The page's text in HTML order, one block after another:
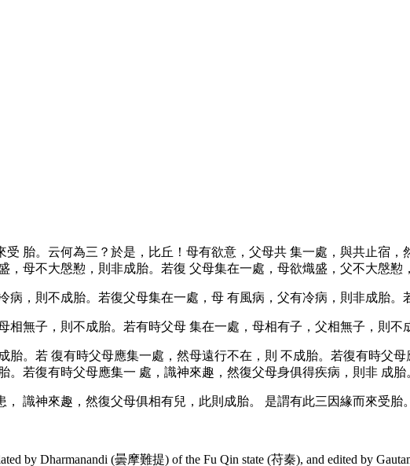
受 胎。云何為三？於是，比丘！母有欲意，父母共 集一處，與共止宿，
，母不大慇懃，則非成胎。若復 父母集在一處，母欲熾盛，父不大慇懃
病，則不成胎。若復父母集在一處，母 有風病，父有冷病，則非成胎。
相無子，則不成胎。若有時父母 集在一處，母相有子，父相無子，則不
胎。若 復有時父母應集一處，然母遠行不在，則 不成胎。若復有時父母
。若復有時父母應集一 處，識神來趣，然復父母身俱得疾病，則非 成胎
， 識神來趣，然復父母俱相有兒，此則成胎。 是謂有此三因緣而來受胎
by Dharmanandi (曇摩難提) of the Fu Qin state (苻秦), and edited by